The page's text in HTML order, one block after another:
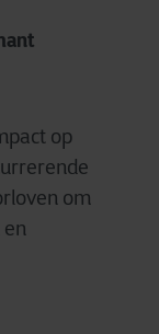
op
om